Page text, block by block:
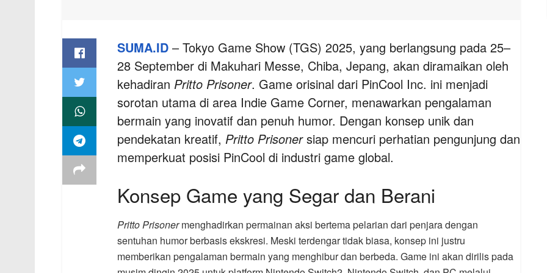
SUMA.ID – Tokyo Game Show (TGS) 2025, yang berlangsung pada 25–
28 September di Makuhari Messe, Chiba, Jepang, akan diramaikan oleh
kehadiran Pritto Prisoner. Game orisinal dari PinCool Inc. ini menjadi
sorotan utama di area Indie Game Corner, menawarkan pengalaman
bermain yang inovatif dan penuh humor. Dengan konsep unik dan
pendekatan kreatif, Pritto Prisonersiap mencuri perhatian pengunjung dan
memperkuat posisi PinCool di industri game global.
Konsep Game yang Segar dan Berani
Pritto Prisonermenghadirkan permainan aksi bertema pelarian dari penjara dengan
sentuhan humor berbasis ekskresi. Meski terdengar tidak biasa, konsep ini justru
memberikan pengalaman bermain yang menghibur dan berbeda. Game ini akan dirilis pada